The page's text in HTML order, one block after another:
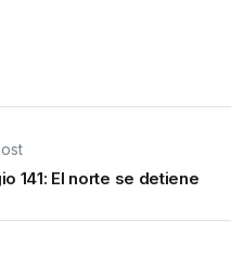
141: El norte se detiene